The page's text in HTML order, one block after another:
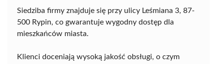
Siedziba firmy znajduje się przy ulicy Leśmiana 3, 87-
500 Rypin, co gwarantuje wygodny dostęp dla
mieszkańców miasta.
Klienci doceniają wysoką jakość obsługi, o czym